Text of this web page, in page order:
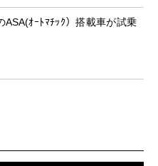
ASA(ｵｰﾄﾏﾁｯｸ）搭載車が試乗